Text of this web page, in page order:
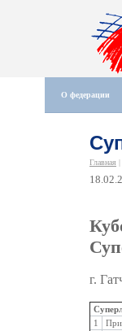
О федерации
Главная |
г.
1